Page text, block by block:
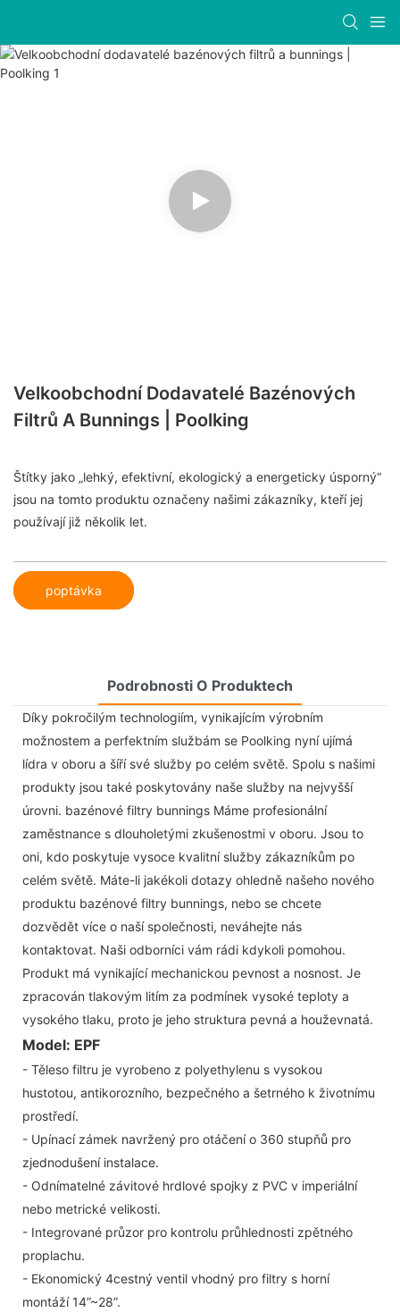
Velkoobchodní Dodavatelé Bazénových
Filtrů A Bunnings | Poolking
Štítky jako „lehký, efektivní, ekologický a energeticky úsporný“
jsou na tomto produktu označeny našimi zákazníky, kteří jej
používají již několik let.
poptávka
Podrobnosti O Produktech
Díky pokročilým technologiím, vynikajícím výrobním
možnostem a perfektním službám se Poolking nyní ujímá
lídra v oboru a šíří své služby po celém světě. Spolu s našimi
produkty jsou také poskytovány naše služby na nejvyšší
úrovni. bazénové filtry bunnings Máme profesionální
zaměstnance s dlouholetými zkušenostmi v oboru. Jsou to
oni, kdo poskytuje vysoce kvalitní služby zákazníkům po
celém světě. Máte-li jakékoli dotazy ohledně našeho nového
produktu bazénové filtry bunnings, nebo se chcete
dozvědět více o naší společnosti, neváhejte nás
kontaktovat. Naši odborníci vám rádi kdykoli pomohou.
Produkt má vynikající mechanickou pevnost a nosnost. Je
zpracován tlakovým litím za podmínek vysoké teploty a
vysokého tlaku, proto je jeho struktura pevná a houževnatá.
Model: EPF
- Těleso filtru je vyrobeno z polyethylenu s vysokou
hustotou, antikorozního, bezpečného a šetrného k životnímu
prostředí.
- Upínací zámek navržený pro otáčení o 360 stupňů pro
zjednodušení instalace.
- Odnímatelné závitové hrdlové spojky z PVC v imperiální
nebo metrické velikosti.
- Integrované průzor pro kontrolu průhlednosti zpětného
proplachu.
- Ekonomický 4cestný ventil vhodný pro filtry s horní
montáží 14”~28”.